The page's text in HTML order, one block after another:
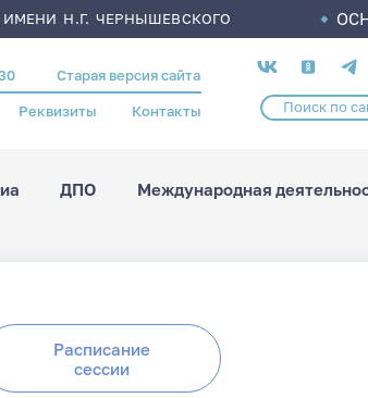
Н.Г. ЧЕРНЫШЕВСКОГО
Старая версия сайта
Реквизиты Контакты
Социальные
сети
ДПО Международная
Расписание
сессии